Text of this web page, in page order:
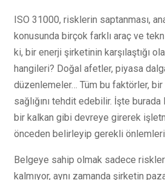
ISO 31000, risklerin saptanması,
konusunda birçok farklı araç ve
ki, bir enerji şirketinin karşılaştığı
hangileri? Doğal afetler, piyasa
düzenlemeler… Tüm bu faktörler,
sağlığını tehdit edebilir. İşte
bir kalkan gibi devreye girerek
önceden belirleyip gerekli önlemleri
Belgeye sahip olmak sadece
kalmıyor, aynı zamanda şirketin